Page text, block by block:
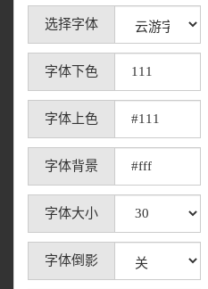
选择字体
字体下色
字体上色
字体背景
字体大小
字体倒影